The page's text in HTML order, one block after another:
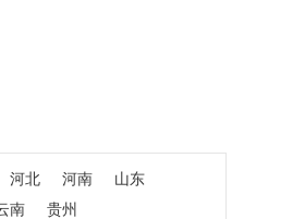
河北 河南
山东
南 贵州